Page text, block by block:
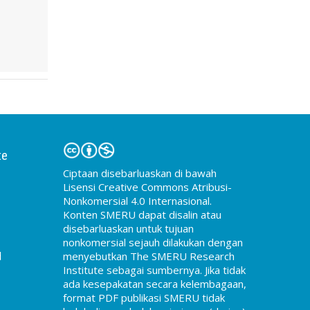
Ciptaan disebarluaskan di bawah
Lisensi Creative Commons Atribusi-
Nonkomersial 4.0 Internasional.
Konten SMERU dapat disalin atau
disebarluaskan untuk tujuan
nonkomersial sejauh dilakukan dengan
menyebutkan The SMERU Research
Institute sebagai sumbernya. Jika tidak
ada kesepakatan secara kelembagaan,
format PDF publikasi SMERU tidak